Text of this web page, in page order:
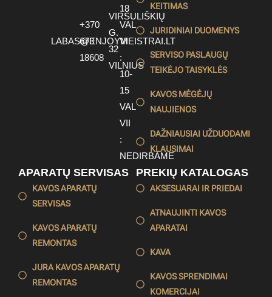
LABAS@ENJOYMEISTRAI.LT
+370
673
18608
VIRŠULIŠKIŲ
G.
32
VILNIUS
18
VAL
VI
:
10-
15
VAL
VII
:
NEDIRBAME
KEITIMAS
JURIDINIAI DUOMENYS
SERVISO PASLAUGŲ
TEIKĖJO TAISYKLĖS
KAVOS MĖGĖJŲ
NAUJIENOS
DAŽNIAUSIAI UŽDUODAMI
KLAUSIMAI
APARATŲ SERVISAS
KAVOS APARATŲ
SERVISAS
KAVOS APARATŲ
REMONTAS
JURA KAVOS APARATŲ
REMONTAS
PREKIŲ KATALOGAS
AKSESUARAI IR PRIEDAI
ATNAUJINTI KAVOS
APARATAI
KAVA
KAVOS SPRENDIMAI
KOMERCIJAI